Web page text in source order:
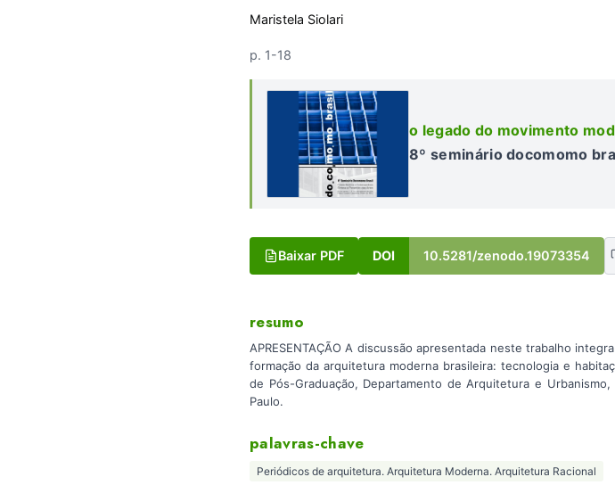
Maristela Siolari
p. 1-18
o legado do movimento
8º seminário docomomo
Baixar PDF DOI 10.5281/zenodo.19073354
resumo
APRESENTAÇÃO A discussão apresentada neste trabalho
formação da arquitetura moderna brasileira: tecnologia e
de Pós-Graduação, Departamento de Arquitetura e
Paulo.
palavras-chave
Periódicos de arquitetura. Arquitetura Moderna. Arquitetura Racional